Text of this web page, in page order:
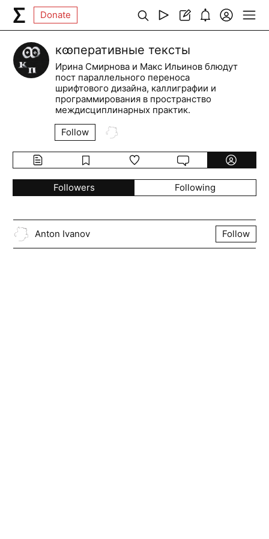
Donate
кꙭперативные тексты
Ирина Смирнова и Макс Ильинов блюдут
пост параллельного переноса
шрифтового дизайна, каллиграфии и
программирования в пространство
междисциплинарных практик.
Follow
Followers Following
Anton Ivanov Follow